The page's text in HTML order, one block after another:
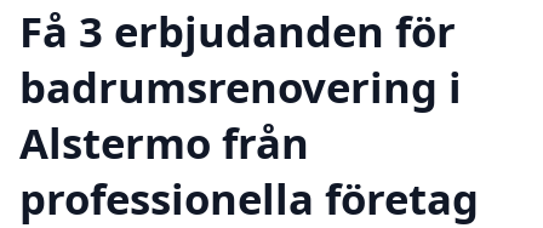
Få 3 erbjudanden för
badrumsrenovering i
Alstermo från
professionella företag